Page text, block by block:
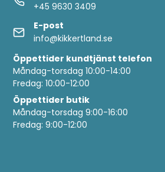
+45 9630 3409
E-post
info@kikkertland.se
Öppettider kundtjänst telefon
Måndag-torsdag 10:00-14:00
Fredag: 10:00-12:00
Öppettider butik
Måndag-torsdag 9:00-16:00
Fredag: 9:00-12:00